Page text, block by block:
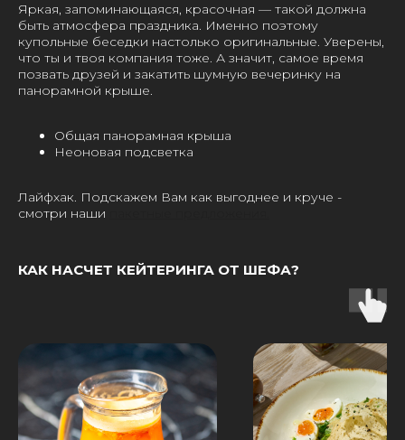
Яркая, запоминающаяся, красочная — такой должна
быть атмосфера праздника. Именно поэтому
купольные беседки настолько оригинальные. Уверены,
что ты и твоя компания тоже. А значит, самое время
позвать друзей и закатить шумную вечеринку на
панорамной крыше.
Общая панорамная крыша
Неоновая подсветка
Лайфхак. Подскажем Вам как выгоднее и круче -
смотри наши
КАК НАСЧЕТ КЕЙТЕРИНГА ОТ ШЕФА?